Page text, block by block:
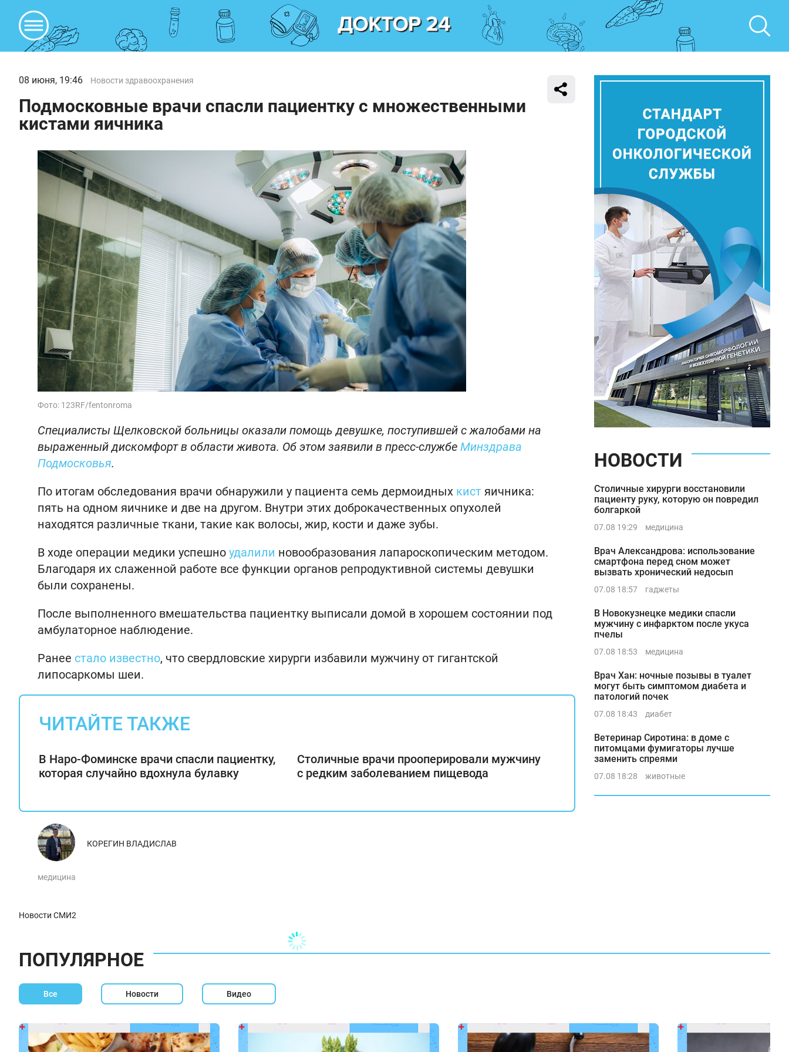
08 июня, 19:46 Новости здравоохранения
Подмосковные врачи спасли пациентку с множественными
кистами яичника
Фото: 123RF/fentonroma
Специалисты Щелковской больницы оказали помощь девушке, поступившей с жалобами на
выраженный дискомфорт в области живота. Об этом заявили в пресс-службе Минздрава
Подмосковья.
По итогам обследования врачи обнаружили у пациента семь дермоидных кист яичника:
пять на одном яичнике и две на другом. Внутри этих доброкачественных опухолей
находятся различные ткани, такие как волосы, жир, кости и даже зубы.
В ходе операции медики успешно удалили новообразования лапароскопическим методом.
Благодаря их слаженной работе все функции органов репродуктивной системы девушки
были сохранены.
После выполненного вмешательства пациентку выписали домой в хорошем состоянии под
амбулаторное наблюдение.
Ранее стало известно, что свердловские хирурги избавили мужчину от гигантской
липосаркомы шеи.
ЧИТАЙТЕ ТАКЖЕ
В Наро-Фоминске врачи спасли пациентку,
которая случайно вдохнула булавку
Столичные врачи прооперировали мужчину
с редким заболеванием пищевода
КОРЕГИН ВЛАДИСЛАВ
медицина
Новости СМИ2
НОВОСТИ
Столичные хирурги восстановили
пациенту руку, которую он повредил
болгаркой
07.08 19:29 медицина
Врач Александрова: использование
смартфона перед сном может
вызвать хронический недосып
07.08 18:57 гаджеты
В Новокузнецке медики спасли
мужчину с инфарктом после укуса
пчелы
07.08 18:53 медицина
Врач Хан: ночные позывы в туалет
могут быть симптомом диабета и
патологий почек
07.08 18:43 диабет
Ветеринар Сиротина: в доме с
питомцами фумигаторы лучше
заменить спреями
07.08 18:28 животные
ПОПУЛЯРНОЕ
Все Новости Видео